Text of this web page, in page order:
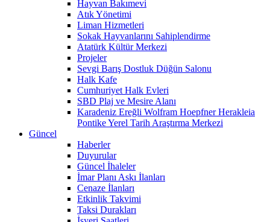
Hayvan Bakımevi
Atık Yönetimi
Liman Hizmetleri
Sokak Hayvanlarını Sahiplendirme
Atatürk Kültür Merkezi
Projeler
Sevgi Barış Dostluk Düğün Salonu
Halk Kafe
Cumhuriyet Halk Evleri
SBD Plaj ve Mesire Alanı
Karadeniz Ereğli Wolfram Hoepfner Herakleia
Pontike Yerel Tarih Araştırma Merkezi
Güncel
Haberler
Duyurular
Güncel İhaleler
İmar Planı Askı İlanları
Cenaze İlanları
Etkinlik Takvimi
Taksi Durakları